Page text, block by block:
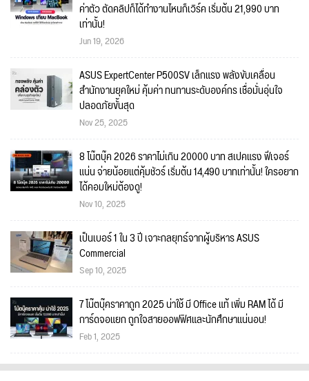
ค่าตัว ตัดคลิปก็ได้ทำงานไหนก็เวิร์ค เริ่มต้น 21,990 บาท
เท่านั้น!
Jun 19, 2026
ASUS ExpertCenter P500SV เล็กแรง พลังขับเคลื่อน
สำนักงานยุคใหม่ คุ้มค่า ทนทานระดับองค์กร เชื่อมั่นอุ่นใจ
ปลอดภัยขั้นสุด
Nov 25, 2025
8 โน๊ตบุ๊ค 2026 ราคาไม่เกิน 20000 บาท สเปคแรง ฟีเจอร์
แน่น จ่ายน้อยแต่คุ้มชัวร์ เริ่มต้น 14,490 บาทเท่านั้น! ใครอยาก
ได้คอมใหม่ต้องดู!
Nov 10, 2025
เป็นเบอร์ 1 ใน 3 ปี เจาะกลยุทธ์จากผู้บริหาร ASUS
Commercial
Sep 10, 2025
7 โน๊ตบุ๊คราคาถูก 2025 น่าใช้ มี Office แท้ เพิ่ม RAM ได้ มี
การ์ดจอแยก ถูกใจสายออฟฟิศและนักศึกษาแน่นอน!
Feb 1, 2025